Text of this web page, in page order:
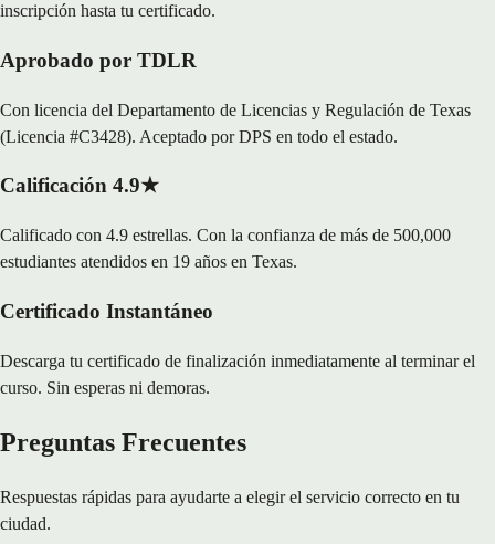
inscripción hasta tu certificado.
Aprobado por TDLR
Con licencia del Departamento de Licencias y Regulación de Texas
(Licencia #C3428). Aceptado por DPS en todo el estado.
Calificación 4.9★
Calificado con 4.9 estrellas. Con la confianza de más de 500,000
estudiantes atendidos en 19 años en Texas.
Certificado Instantáneo
Descarga tu certificado de finalización inmediatamente al terminar el
curso. Sin esperas ni demoras.
Preguntas Frecuentes
Respuestas rápidas para ayudarte a elegir el servicio correcto en tu
ciudad.